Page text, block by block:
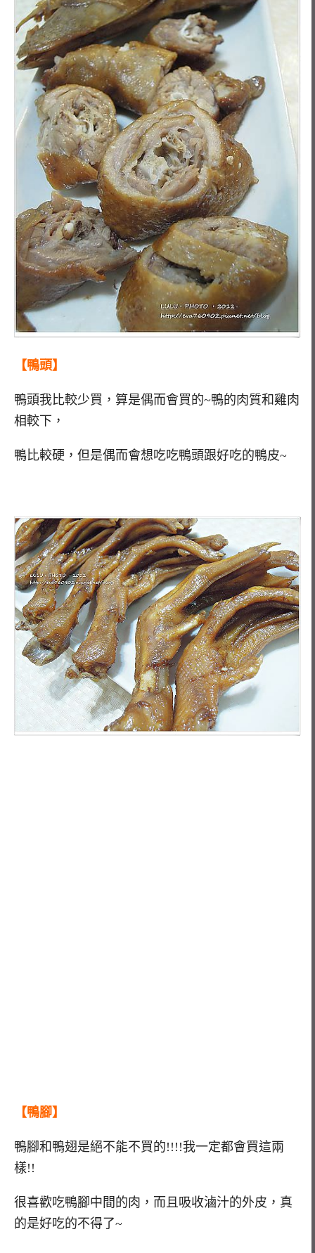
【鴨頭】
鴨頭我比較少買，算是偶而會買的~鴨的肉質和雞肉
相較下，
鴨比較硬，但是偶而會想吃吃鴨頭跟好吃的鴨皮~
【鴨腳】
鴨腳和鴨翅是絕不能不買的!!!!我一定都會買這兩
樣!!
很喜歡吃鴨腳中間的肉，而且吸收滷汁的外皮，真
的是好吃的不得了~